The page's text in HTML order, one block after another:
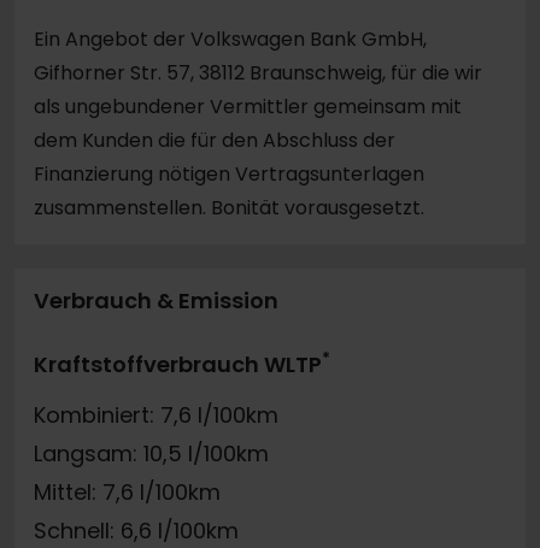
Ein Angebot der Volkswagen Bank GmbH,
Gifhorner Str. 57, 38112 Braunschweig, für die wir
als ungebundener Vermittler gemeinsam mit
dem Kunden die für den Abschluss der
Finanzierung nötigen Vertragsunterlagen
zusammenstellen. Bonität vorausgesetzt.
Verbrauch & Emission
Kraftstoffverbrauch WLTP*
Kombiniert: 7,6 l/100km
Langsam: 10,5 l/100km
Mittel: 7,6 l/100km
Schnell: 6,6 l/100km